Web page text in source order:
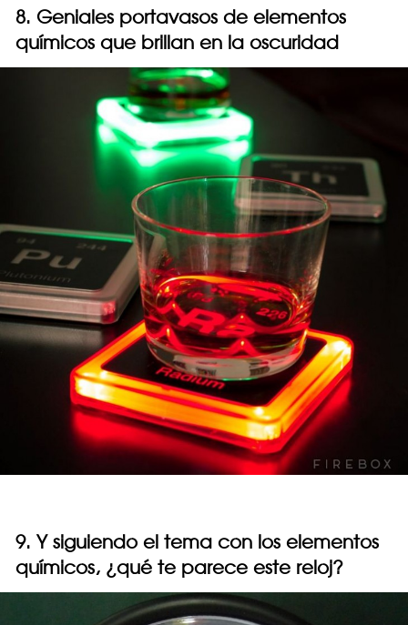
8. Geniales portavasos de elementos
químicos que brillan en la oscuridad
9. Y siguiendo el tema con los elementos
químicos, ¿qué te parece este reloj?